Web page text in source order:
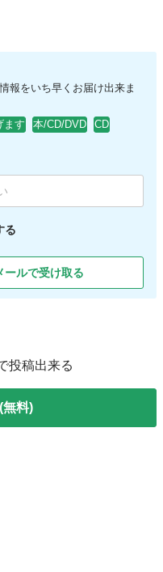
報をいち早くお届け出来ま
ます 本/CD/DVD
CD
る
ールで受け取る
投稿出来る
無料)